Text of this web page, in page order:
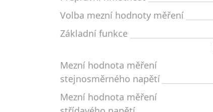
Volba mezní hodnoty měření
Základní funkce
Mezní hodnota měření
stejnosměrného napětí
Mezní hodnota měření